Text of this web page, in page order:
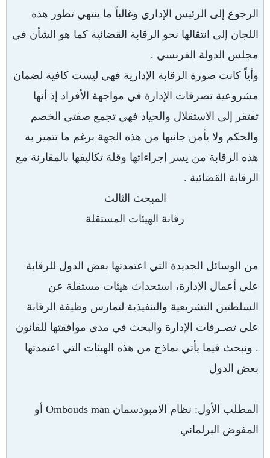
الرجوع إلى الرئيس الإداري وغالباً ما ينتهي تطور هذه
اللجان إلى انتقالها نحو الرقابة القضائية كما هو الشأن في
مجلس الدولة الفرنسي .
وأياً كانت صورة الرقابة الإدارية فهي ليست كافية لضمان
مشروعية تصرفات الإدارة في مواجهة الأفراد إذ أنها
تفتقر إلى الاستقلال والحياد فهي تجمع صفتي الخصم
والحكم ولا يأمن جانبها من هذه الجهة برغم ما تتميز به
هذه الرقابة من يسر إجراءاتها وقلة تكاليفها بالمقارنة مع
الرقابة القضائية .
المبحث الثالث
رقابة الهيئات المستقلة
من الوسائل الجديدة التي اعتمدتها بعض الدول للرقابة
على أعمال الإدارة، استحداث هيئات مستقلة عن
السلطتين التشريعية والتنفيذية لتمارس وظيفة الرقابة
على تصـرفات الإدارة والبحث في مدى موافقتها للقانون
. ونبحث فيما يأتي نماذج من هذه الهيئات التي اعتمدتها
بعض الدول
المطلب الأول: نظام الامبودسمان Ombouds man أو
المفوض البرلماني